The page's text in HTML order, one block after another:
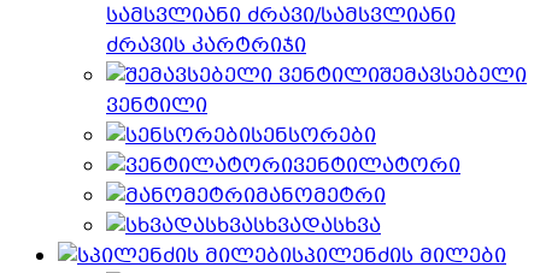
სამსვლიანი ძრავი/სამსვლიანი
ძრავის კარტრიჯი
შემავსებელი
ვენტილი
სენსორები
ვენტილატორი
მანომეტრი
სხვადასხვა
სპილენძის მილები